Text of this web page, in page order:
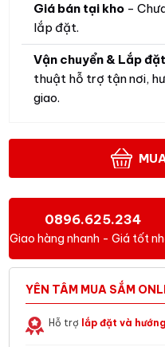
Giá bán tại kho -
lắp đặt.
Vận chuyển & Lắp
thuật hỗ trợ tận nơi,
giao.
0896.625.234
Giao hàng nhanh - Giá tốt
YÊN TÂM MUA SẮM
Hỗ trợ lắp đặt và